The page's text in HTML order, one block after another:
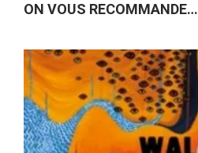
ON VOUS RECOMMANDE…